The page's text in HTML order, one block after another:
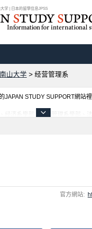
学 | 日本的留學信息JPSS
南山大学 > 经营管理系
STUDY SUPPORT網站
经济系學部、经营管理系學部
官方網站: